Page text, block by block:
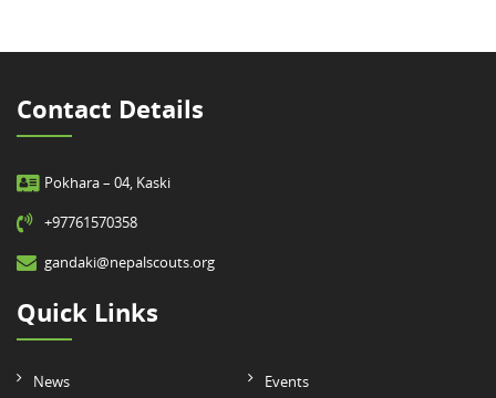
Contact Details
Pokhara – 04, Kaski
+97761570358
gandaki@nepalscouts.org
Quick Links
News
Events